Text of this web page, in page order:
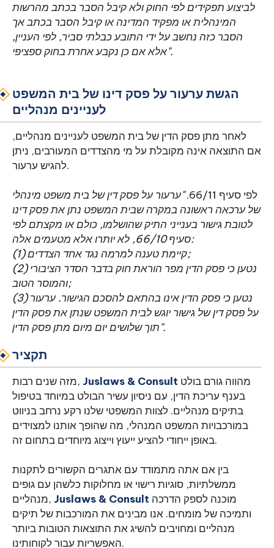
לביצוע תפקידים לפי החוק ולא קיבל הסבר בכתב מהרשות
המינהלית או מפקיד המדינה או קיבל הסבר בכתב אך
הסבר כזה נחשב על ידי התובע כבלתי סביר, לפי העניין,
אלא אם כן נקבע אחרת בחוק ספציפי".
הגשת ערעור על פסק דינו של בית המשפט
לעניינים מנהליים
לאחר מתן פסק הדין של בית המשפט לעניינים מנהליים,
אם התוצאה אינה מקובלת על מי מהצדדים המעורבים, ניתן
להגיש ערעור.
לפי סעיף 66/11.
"ערעור על פסק דין של בית משפט מינהלי
של ערכאה ראשונה במקרה שבית המשפט נתן את פסק דינו
לטובת גישור בענייני התיק שהושלמו, כולם או מקצתם לפי
סעיף 66/10, לא יותרו אלא מטעמים אלה:
(1) קיימת טענה למרמה נגד אחד הצדדים;
(2) נטען כי פסק הדין מפר הוראת חוק בדבר הסדר הציבורי
והמוסר הטוב;
(3) נטען כי פסק הדין אינו בהתאם להסכם הגישור. ערעור
על פסק דין של גישור יוגש לבית המשפט שנתן את פסק הדין
תוך שלושים יום מיום מתן פסק הדין".
תקציר
מזה שנים רבות, Juslaws & Consult
בענף עריכת הדין, עם ניסיון עשיר הבולט במיוחד בטיפול
בתיקים מנהליים. לצוות המשפטי שלנו רקע נרחב בניווט
במורכבויות המשפט המנהלי, מה שהופך אותנו למצוידים
באופן ייחודי להציע ייעוץ וייצוג מיוחדים בתחום זה.
בין אם אתה מתמודד עם אתגרים הקשורים לתקנות
ממשלתיות, סוגיות רישוי או מחלוקות כלשהן עם גופים
מנהליים, Juslaws & Consult
ותמיכה של מומחים. אנו מבינים את המורכבות של תיקים
מנהליים ומחויבים להשיג את התוצאות הטובות ביותר
האפשריות עבור לקוחותינו.